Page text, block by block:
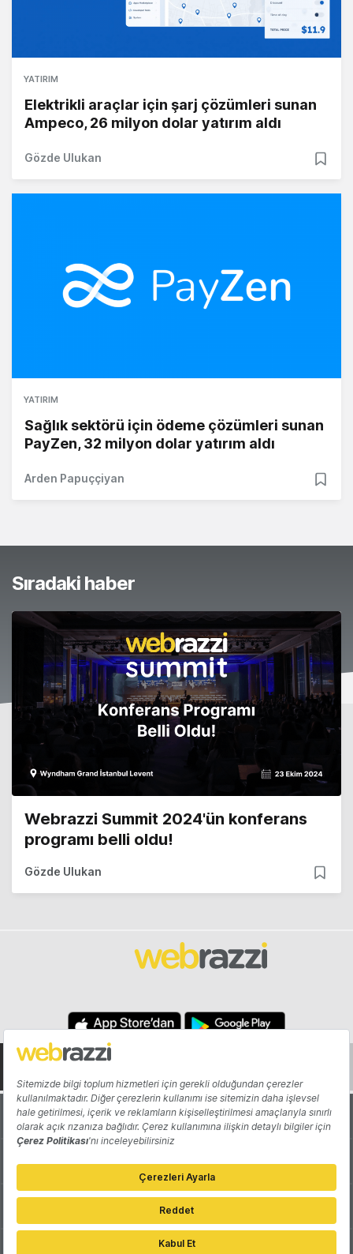
YATIRIM
Elektrikli araçlar için şarj çözümleri sunan
Ampeco, 26 milyon dolar yatırım aldı
Gözde Ulukan
YATIRIM
Sağlık sektörü için ödeme çözümleri sunan
PayZen, 32 milyon dolar yatırım aldı
Arden Papuççiyan
Sıradaki haber
Webrazzi Summit 2024'ün konferans
programı belli oldu!
Gözde Ulukan
Hakkında Yazarlar
Katkıda Bulun Reklam